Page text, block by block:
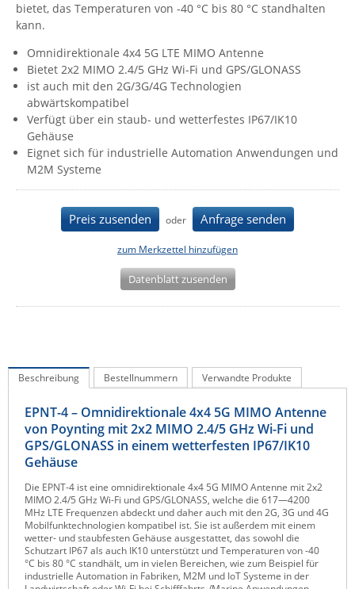
Icron
IEC Lock
Ihse
Kerlink
Kramer Electronics
KVM TEC
Legrand
LigoWave
Milesight
Panorama Antennas
Poynting
Riello UPS
Server Technology
Siretta
SIRIO Antenne
Sunbird
Tactical Software
TEKTELIC
bietet, das Temperaturen von -40 °C bis 80 °C standhalten
kann.
Omnidirektionale 4x4 5G LTE MIMO Antenne
Bietet 2x2 MIMO 2.4/5 GHz Wi-Fi und GPS/GLONASS
ist auch mit den 2G/3G/4G Technologien
abwärtskompatibel
Verfügt über ein staub- und wetterfestes IP67/IK10
Gehäuse
Eignet sich für industrielle Automation Anwendungen und
M2M Systeme
Preis zusenden oder Anfrage senden
zum Merkzettel hinzufügen
Datenblatt zusenden
Beschreibung Bestellnummern Verwandte Produkte
EPNT-4 – Omnidirektionale 4x4 5G MIMO Antenne
von Poynting mit 2x2 MIMO 2.4/5 GHz Wi-Fi und
GPS/GLONASS in einem wetterfesten IP67/IK10
Gehäuse
Die EPNT-4 ist eine omnidirektionale 4x4 5G MIMO Antenne mit 2x2
MIMO 2.4/5 GHz Wi-Fi und GPS/GLONASS, welche die 617—4200
MHz LTE Frequenzen abdeckt und daher auch mit den 2G, 3G und 4G
Mobilfunktechnologien kompatibel ist. Sie ist außerdem mit einem
wetter- und staubfesten Gehäuse ausgestattet, das sowohl die
Schutzart IP67 als auch IK10 unterstützt und Temperaturen von -40
°C bis 80 °C standhält, um in vielen Bereichen, wie zum Beispiel für
industrielle Automation in Fabriken, M2M und IoT Systeme in der